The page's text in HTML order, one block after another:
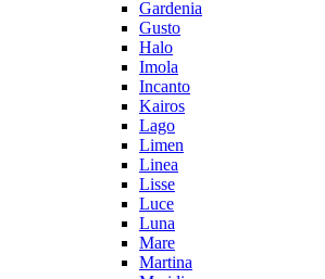
Gardenia
Gusto
Halo
Imola
Incanto
Kairos
Lago
Limen
Linea
Lisse
Luce
Luna
Mare
Martina